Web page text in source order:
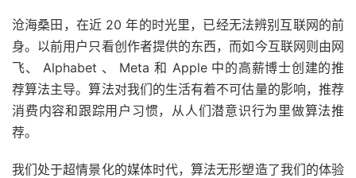
沧海桑田，在近 20 年的时光里，已经无法辨别互联网的前
身。以前用户只看创作者提供的东西，而如今互联网则由网
飞、 Alphabet 、 Meta 和 Apple 中的高薪博士创建的推
荐算法主导。算法对我们的生活有着不可估量的影响，推荐
消费内容和跟踪用户习惯，从人们潜意识行为里做算法推
荐。
我们处于超情景化的媒体时代，算法无形塑造了我们的体验